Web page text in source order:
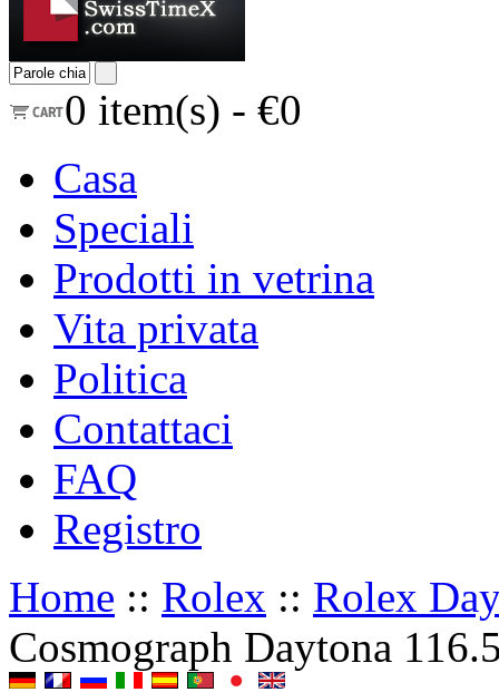
0 item(s) - €0
Casa
Speciali
Prodotti in vetrina
Vita privata
Politica
Contattaci
FAQ
Registro
Home :: Rolex :: Rolex
Cosmograph Daytona